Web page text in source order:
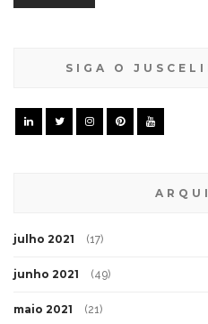
SIGA O
julho 2021 (17)
junho 2021 (49)
maio 2021 (21)